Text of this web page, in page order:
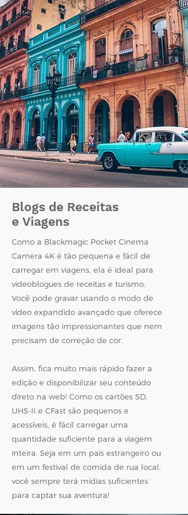
Blogs de Receitas
e Viagens
Como a Blackmagic Pocket Cinema
Camera 4K é tão pequena e fácil de
carregar em viagens, ela é ideal para
videoblogues de receitas e turismo.
Você pode gravar usando o modo de
vídeo expandido avançado que oferece
imagens tão impressionantes que nem
precisam de correção de cor.
Assim, fica muito mais rápido fazer a
edição e disponibilizar seu conteúdo
direto na web! Como os cartões SD,
UHS-II e CFast são pequenos e
acessíveis, é fácil carregar uma
quantidade suficiente para a viagem
inteira. Seja em um país estrangeiro ou
em um festival de comida de rua local,
você sempre terá mídias suficientes
para captar sua aventura!